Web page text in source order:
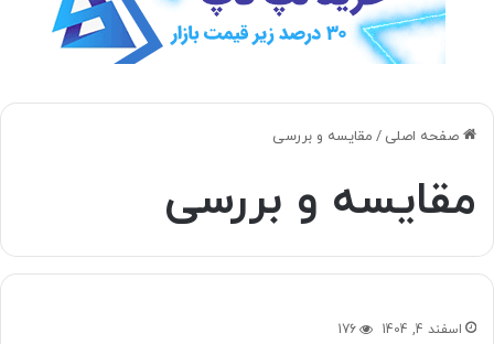
صفحه اصلی / مقایسه و بررسی
مقایسه و بررسی
اسفند 4, 1404 176